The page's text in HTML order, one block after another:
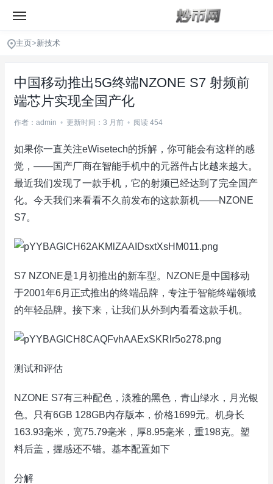
主页>新技术
中国移动推出5G终端NZONE S7 射频前
端芯片实现全国产化
作者：admin • 更新时间：3 月前 • 阅读 454
如果你一直关注eWisetech的拆解，你可能会有这样的感
觉，——国产厂商在智能手机中的元器件占比越来越大。
最近我们发现了一款手机，它的射频已经达到了完全国产
化。今天我们来看看不久前发布的这款新机——NZONE
S7。
S7 NZONE是1月初推出的新车型。NZONE是中国移动
于2001年6月正式推出的终端品牌，专注于智能终端领域
的年轻品牌。接下来，让我们从外到内看看这款手机。
测试和评估
NZONE S7有三种配色，淡雅的黑色，青山绿水，月光银
色。只有6GB 128GB内存版本，价格1699元。机身长
163.93毫米，宽75.79毫米，厚8.95毫米，重198克。塑
料后盖，握感还不错。基本配置如下
分解